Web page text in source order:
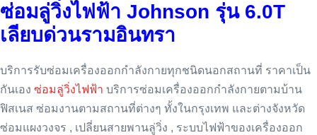
ซ่อมลู่วิ่งไฟฟ้า Johnson รุ่น 6.0T
เลียบด่วนรามอินทรา
บริการรับซ่อมเครื่องออกกำลังกายทุกชนิดนอกสถานที่ ราคาเป็น
กันเอง ซ่อมลู่วิ่งไฟฟ้า บริการซ่อมเครื่องออกกำลังกายตามบ้าน
ฟิสเนส ซ่อมงานตามสถานที่ต่างๆ ทั้งในกรุงเทพ และต่างจังหวัด
ซ่อมแผงวงจร , เปลี่ยนสายพานลู่วิ่ง , ระบบไฟฟ้าของเครื่องออก